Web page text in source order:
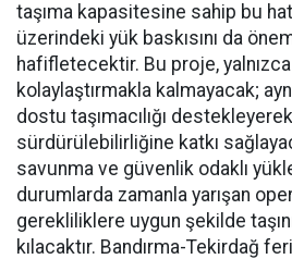
taşıma kapasitesine sahip bu
üzerindeki yük baskısını da
hafifletecektir. Bu proje,
kolaylaştırmakla kalmayacak;
dostu taşımacılığı destekleyerek
sürdürülebilirliğine katkı
savunma ve güvenlik odaklı
durumlarda zamanla yarışan
gerekliliklere uygun şekilde
kılacaktır. Bandırma-Tekirdağ